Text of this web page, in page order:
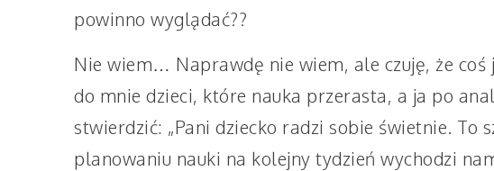
powinno wyglądać??
Nie wiem… Naprawdę nie wiem, ale czuję, że coś
do mnie dzieci, które nauka przerasta, a ja po
stwierdzić: „Pani dziecko radzi sobie świetnie. To
planowaniu nauki na kolejny tydzień wychodzi